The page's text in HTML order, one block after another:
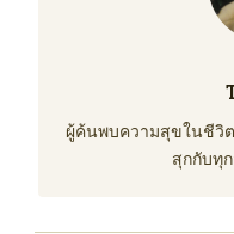
ผู้ค้นพบความสุขในชีวิต
สุกกับทุ